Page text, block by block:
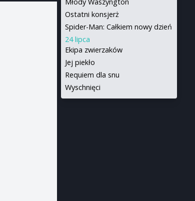
Ostatni konsjerż
Spider-Man: Całkiem nowy dzień
24 lipca
Ekipa zwierzaków
Jej piekło
Requiem dla snu
Wyschnięci